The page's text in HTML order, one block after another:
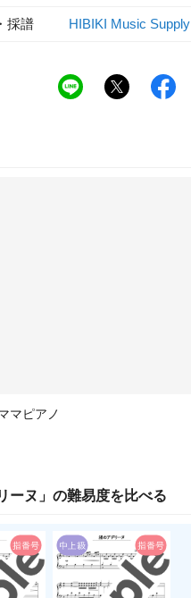
採譜 HIBIKI Music Supply
マピアノ
ーヌ 」の難易度を比べる